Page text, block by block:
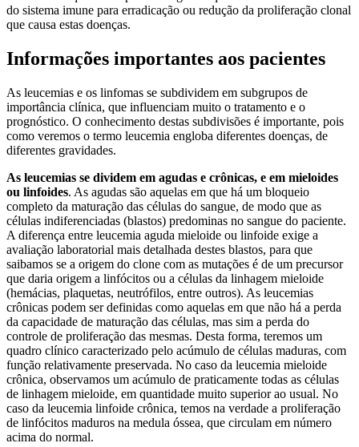
do sistema imune para erradicação ou redução da proliferação clonal
que causa estas doenças.
Informações importantes aos pacientes
As leucemias e os linfomas se subdividem em subgrupos de
importância clínica, que influenciam muito o tratamento e o
prognóstico. O conhecimento destas subdivisões é importante, pois
como veremos o termo leucemia engloba diferentes doenças, de
diferentes gravidades.
As leucemias se dividem em agudas e crônicas, e em mieloides
ou linfoides. As agudas são aquelas em que há um bloqueio
completo da maturação das células do sangue, de modo que as
células indiferenciadas (blastos) predominas no sangue do paciente.
A diferença entre leucemia aguda mieloide ou linfoide exige a
avaliação laboratorial mais detalhada destes blastos, para que
saibamos se a origem do clone com as mutações é de um precursor
que daria origem a linfócitos ou a células da linhagem mieloide
(hemácias, plaquetas, neutrófilos, entre outros). As leucemias
crônicas podem ser definidas como aquelas em que não há a perda
da capacidade de maturação das células, mas sim a perda do
controle de proliferação das mesmas. Desta forma, teremos um
quadro clínico caracterizado pelo acúmulo de células maduras, com
função relativamente preservada. No caso da leucemia mieloide
crônica, observamos um acúmulo de praticamente todas as células
de linhagem mieloide, em quantidade muito superior ao usual. No
caso da leucemia linfoide crônica, temos na verdade a proliferação
de linfócitos maduros na medula óssea, que circulam em número
acima do normal.